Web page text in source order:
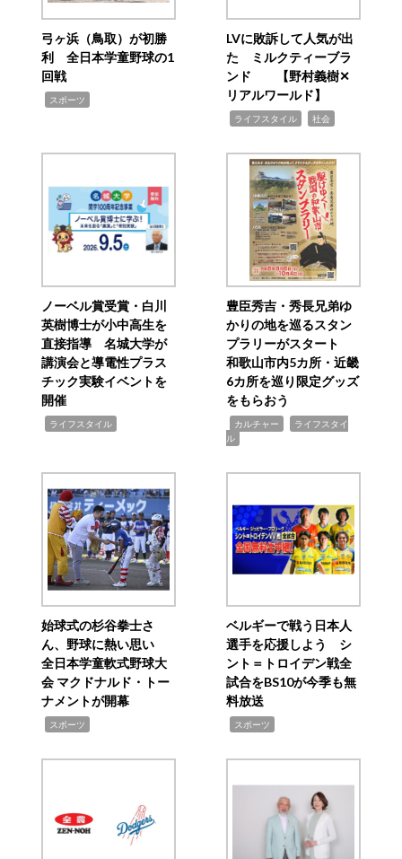
弓ヶ浜（鳥取）が初勝
利 全日本学童野球の1
回戦
スポーツ
LVに敗訴して人気が出
た ミルクティーブラ
ンド 【野村義樹✕
リアルワールド】
ライフスタイル 社会
ノーベル賞受賞・白川
英樹博士が小中高生を
直接指導 名城大学が
講演会と導電性プラス
チック実験イベントを
開催
ライフスタイル
豊臣秀吉・秀長兄弟ゆ
かりの地を巡るスタン
プラリーがスタート
和歌山市内5カ所・近畿
6カ所を巡り限定グッズ
をもらおう
カルチャー
ライフスタイ
ル
始球式の杉谷拳士さ
ん、野球に熱い思い
全日本学童軟式野球大
会 マクドナルド・トー
ナメントが開幕
スポーツ
ベルギーで戦う日本人
選手を応援しよう シ
ント＝トロイデン戦全
試合をBS10が今季も無
料放送
スポーツ